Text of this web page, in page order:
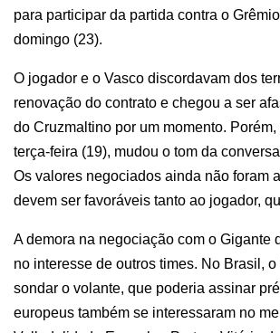
para participar da partida contra o
domingo (23).
O jogador e o Vasco discordavam dos
renovação do contrato e chegou a ser
do Cruzmaltino por um momento.
terça-feira (19), mudou o tom da
Os valores negociados ainda não foram
devem ser favoráveis tanto ao jogador,
A demora na negociação com o Gigante
no interesse de outros times. No Brasil,
sondar o volante, que poderia assinar
europeus também se interessaram no